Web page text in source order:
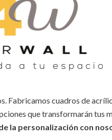
Fabricamos cuadros de
que transformarán tus
la personalización con